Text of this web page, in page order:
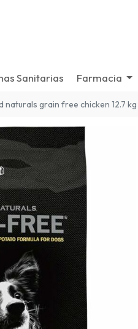
Sanitarias Farmacia
naturals grain free chicken 12.7 kg